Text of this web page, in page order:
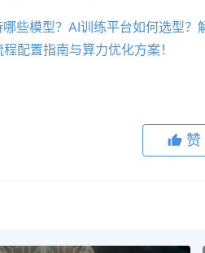
些模型？AI训练平台如何选型
配置指南与算力优化方案！
赞